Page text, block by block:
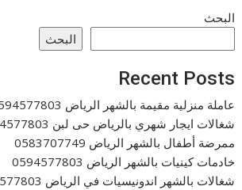
البحث
البحث
Recent Posts
عاملة منزلية مقيمة بالشهر الرياض 0594577803
شغالات ايجار شهري بالرياض حى لبن 0594577803
ممرضة أطفال بالشهر الرياض 0583707749
خادمات كينيات بالشهر الرياض 0594577803
شغالات بالشهر اندونيسيات في الرياض 0594577803